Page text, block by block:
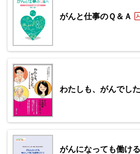
がんと仕事のＱ＆Ａ
わたしも、がんでした
がんになっても働ける